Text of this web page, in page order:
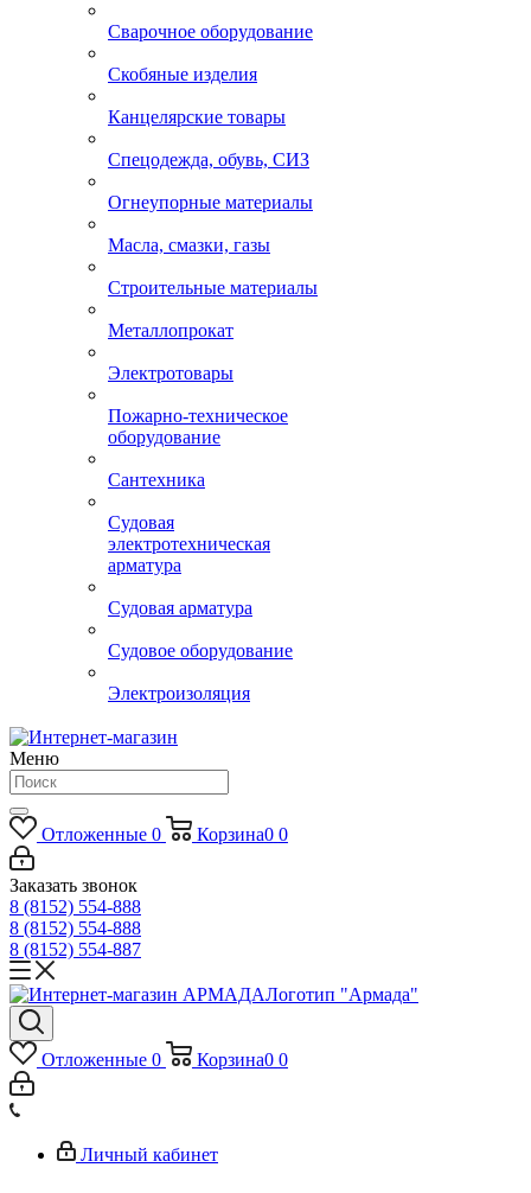
Сварочное оборудование
Скобяные изделия
Канцелярские товары
Спецодежда, обувь, СИЗ
Огнеупорные материалы
Масла, смазки, газы
Строительные материалы
Металлопрокат
Электротовары
Пожарно-техническое
оборудование
Сантехника
Судовая
электротехническая
арматура
Судовая арматура
Судовое оборудование
Электроизоляция
Меню
Отложенные 0 Корзина0 0
Заказать звонок
8 (8152) 554-888
8 (8152) 554-888
8 (8152) 554-887
Логотип "Армада"
Отложенные 0 Корзина0 0
Личный кабинет